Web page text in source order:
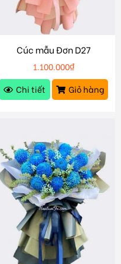
Cúc mẫu Đơn D27
1.100.000₫
Chi tiết
Giỏ hàng